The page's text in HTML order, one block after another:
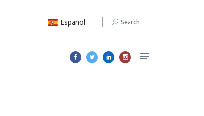
Español Search